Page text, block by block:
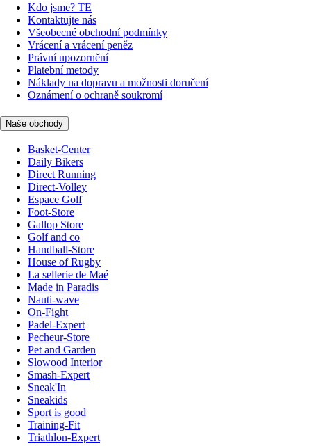
Kdo jsme? TE
Kontaktujte nás
Všeobecné obchodní podmínky
Vrácení a vrácení peněz
Právní upozornění
Platební metody
Náklady na dopravu a možnosti doručení
Oznámení o ochraně soukromí
Naše obchody
Basket-Center
Daily Bikers
Direct Running
Direct-Volley
Espace Golf
Foot-Store
Gallop Store
Golf and co
Handball-Store
House of Rugby
La sellerie de Maé
Made in Paradis
Nauti-wave
On-Fight
Padel-Expert
Pecheur-Store
Pet and Garden
Slowood Interior
Smash-Expert
Sneak'In
Sneakids
Sport is good
Training-Fit
Triathlon-Expert